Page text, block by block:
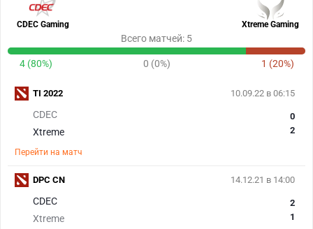
CDEC Gaming Xtreme Gaming
Всего матчей: 5
4 (80%) 0 (0%) 1 (20%)
10.09.22 в 06:15
CDEC
Xtreme
0
2
Перейти на матч
TI 2022
14.12.21 в 14:00
CDEC
Xtreme
2
1
DPC CN